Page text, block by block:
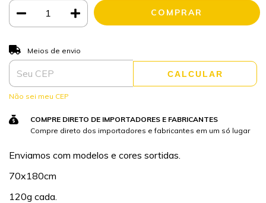
Entregas para o CEP:
Meios de envio
CALCULAR
Não sei meu CEP
COMPRE DIRETO DE IMPORTADORES E FABRICANTES
Compre direto dos importadores e fabricantes em um só lugar
Enviamos com modelos e cores sortidas.
70x180cm
120g cada.